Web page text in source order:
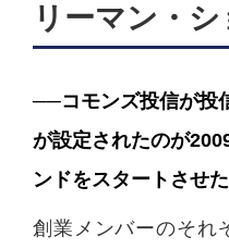
リーマン・
──コモンズ投信が投
が設定されたのが
ンドをスタートさせ
創業メンバーのそれ